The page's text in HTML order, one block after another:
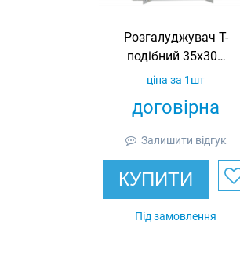
Розгалуджувач Т-
подібний 35х300
(з)
договірна
ціна за 1шт
Залишити відгук
КУПИТИ
Під замовлення